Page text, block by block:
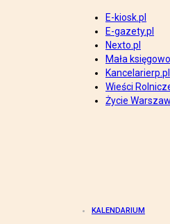
E-kiosk.pl
E-gazety.pl
Nexto.pl
Mała
Kancelarierp.pl
Wieści
Życie
KALENDARIUM